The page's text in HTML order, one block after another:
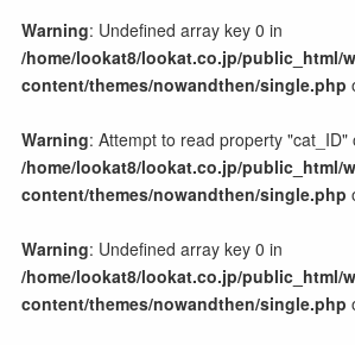
各種団体
農林水産業
国の組織・施設
イベント系LP
制作の流れと料金
制作の流れ
制作料金の目安
サラダセット
Warning: Undefined array key 0 in
/home/lookat8/lookat.co.jp/public_html/
content/themes/nowandthen/single.php
Warning: Attempt to read property "cat_ID"
/home/lookat8/lookat.co.jp/public_html/
content/themes/nowandthen/single.php
Warning: Undefined array key 0 in
/home/lookat8/lookat.co.jp/public_html/
content/themes/nowandthen/single.php